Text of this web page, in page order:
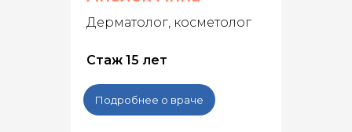
Дерматолог, косметолог
Стаж 15 лет
Подробнее о враче